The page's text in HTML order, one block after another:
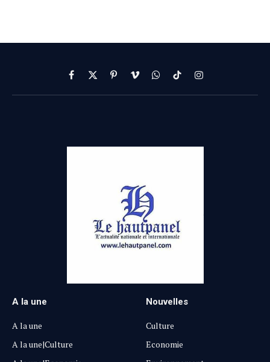
Facebook
X
(Twitter)
PinterestVimeoWhatsApp
TikTokInstagram
A la une
A la une
A la une|Culture
Nouvelles
Culture
Economie